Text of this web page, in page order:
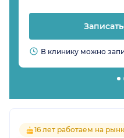
В клинику можно
16 лет работаем на